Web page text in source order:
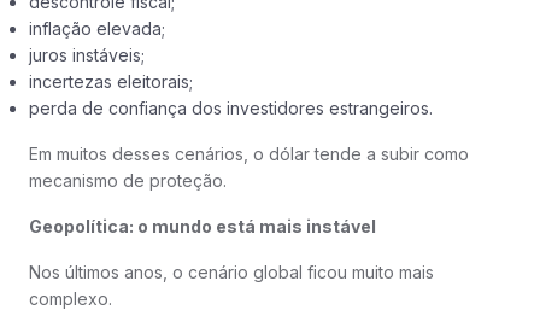
inflação elevada;
juros instáveis;
incertezas eleitorais;
perda de confiança dos investidores estrangeiros.
Em muitos desses cenários, o dólar tende a subir como
mecanismo de proteção.
Geopolítica: o mundo está mais instável
Nos últimos anos, o cenário global ficou muito mais
complexo.